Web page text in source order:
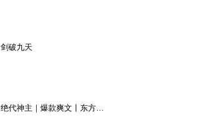
剑破九天
绝代神主｜爆款爽文丨东方玄